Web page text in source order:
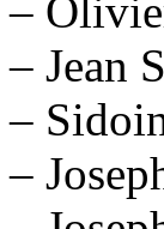
–
– Jean
–
–